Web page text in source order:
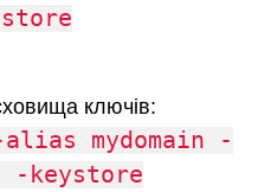
ключів:
mydomain -
-keystore